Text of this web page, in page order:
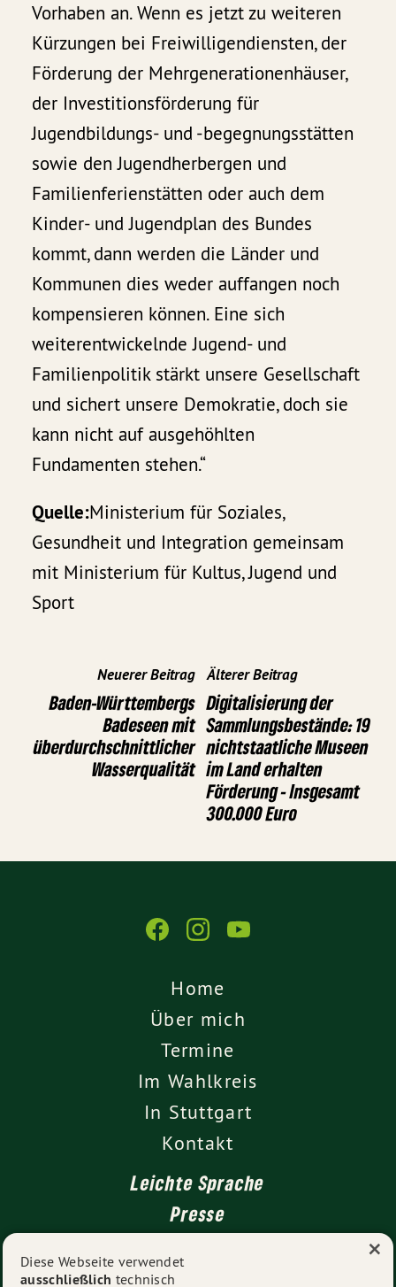
Vorhaben an. Wenn es jetzt zu weiteren
Kürzungen bei Freiwilligendiensten, der
Förderung der Mehrgenerationenhäuser,
der Investitionsförderung für
Jugendbildungs- und -begegnungsstätten
sowie den Jugendherbergen und
Familienferienstätten oder auch dem
Kinder- und Jugendplan des Bundes
kommt, dann werden die Länder und
Kommunen dies weder auffangen noch
kompensieren können. Eine sich
weiterentwickelnde Jugend- und
Familienpolitik stärkt unsere Gesellschaft
und sichert unsere Demokratie, doch sie
kann nicht auf ausgehöhlten
Fundamenten stehen.“
Quelle:Ministerium für Soziales,
Gesundheit und Integration gemeinsam
mit Ministerium für Kultus, Jugend und
Sport
Neuerer Beitrag
Baden-Württembergs
Badeseen mit
überdurchschnittlicher
Wasserqualität
Älterer Beitrag
Digitalisierung der
Sammlungsbestände: 19
nichtstaatliche Museen
im Land erhalten
Förderung - Insgesamt
300.000 Euro
Home
Über mich
Termine
Im Wahlkreis
In Stuttgart
Kontakt
Leichte Sprache
Presse
Diese Webseite verwendet
ausschließlich technisch
×